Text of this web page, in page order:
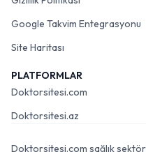
Google Takvim Entegrasyonu
Site Haritası
PLATFORMLAR
Doktorsitesi.com
Doktorsitesi.az
Doktorsitesi.com sağlık